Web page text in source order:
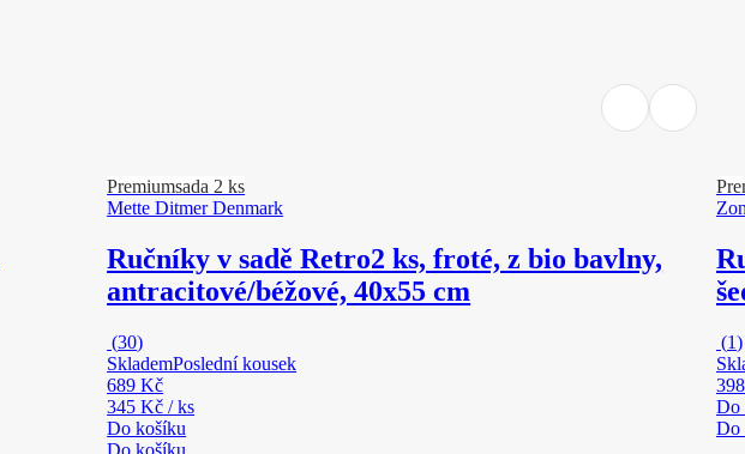
Premiumsada 2 ks
Mette Ditmer Denmark
Ručníky v sadě Retro2 ks, froté, z bio bavlny,
antracitové/béžové, 40x55 cm
(30)
SklademPoslední kousek
689 Kč
345 Kč / ks
Do košíku
(1)
Do
Do